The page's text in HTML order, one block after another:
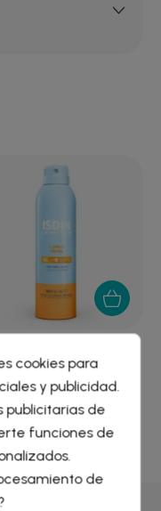
ISDIN
LOCION SPRAY...
22,69 €
en su lista de
cookies para
y publicidad.
publicitarias de
funciones de
de